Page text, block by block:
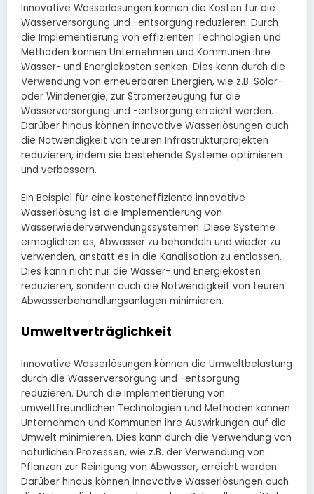
Innovative Wasserlösungen können die Kosten für die
Wasserversorgung und -entsorgung reduzieren. Durch
die Implementierung von effizienten Technologien und
Methoden können Unternehmen und Kommunen ihre
Wasser- und Energiekosten senken. Dies kann durch die
Verwendung von erneuerbaren Energien, wie z.B. Solar-
oder Windenergie, zur Stromerzeugung für die
Wasserversorgung und -entsorgung erreicht werden.
Darüber hinaus können innovative Wasserlösungen auch
die Notwendigkeit von teuren Infrastrukturprojekten
reduzieren, indem sie bestehende Systeme optimieren
und verbessern.
Ein Beispiel für eine kosteneffiziente innovative
Wasserlösung ist die Implementierung von
Wasserwiederverwendungssystemen. Diese Systeme
ermöglichen es, Abwasser zu behandeln und wieder zu
verwenden, anstatt es in die Kanalisation zu entlassen.
Dies kann nicht nur die Wasser- und Energiekosten
reduzieren, sondern auch die Notwendigkeit von teuren
Abwasserbehandlungsanlagen minimieren.
Umweltverträglichkeit
Innovative Wasserlösungen können die Umweltbelastung
durch die Wasserversorgung und -entsorgung
reduzieren. Durch die Implementierung von
umweltfreundlichen Technologien und Methoden können
Unternehmen und Kommunen ihre Auswirkungen auf die
Umwelt minimieren. Dies kann durch die Verwendung von
natürlichen Prozessen, wie z.B. der Verwendung von
Pflanzen zur Reinigung von Abwasser, erreicht werden.
Darüber hinaus können innovative Wasserlösungen auch